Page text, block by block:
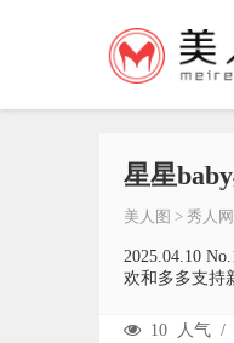
星星
美人图 > 秀人网
2025.04.10
欢和多多支持
10 人气 /